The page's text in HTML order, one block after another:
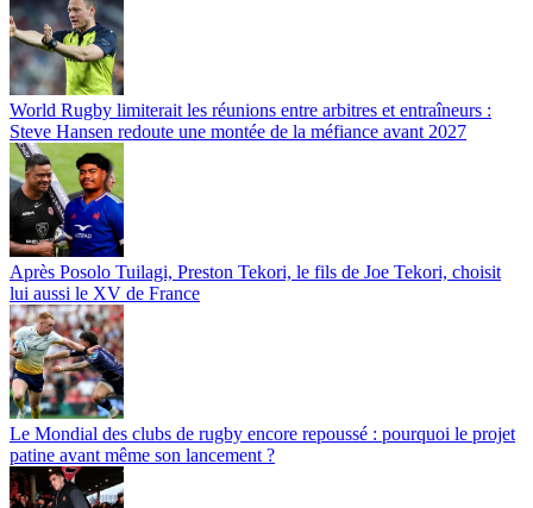
World Rugby limiterait les réunions entre arbitres et entraîneurs :
Steve Hansen redoute une montée de la méfiance avant 2027
Après Posolo Tuilagi, Preston Tekori, le fils de Joe Tekori, choisit
lui aussi le XV de France
Le Mondial des clubs de rugby encore repoussé : pourquoi le projet
patine avant même son lancement ?